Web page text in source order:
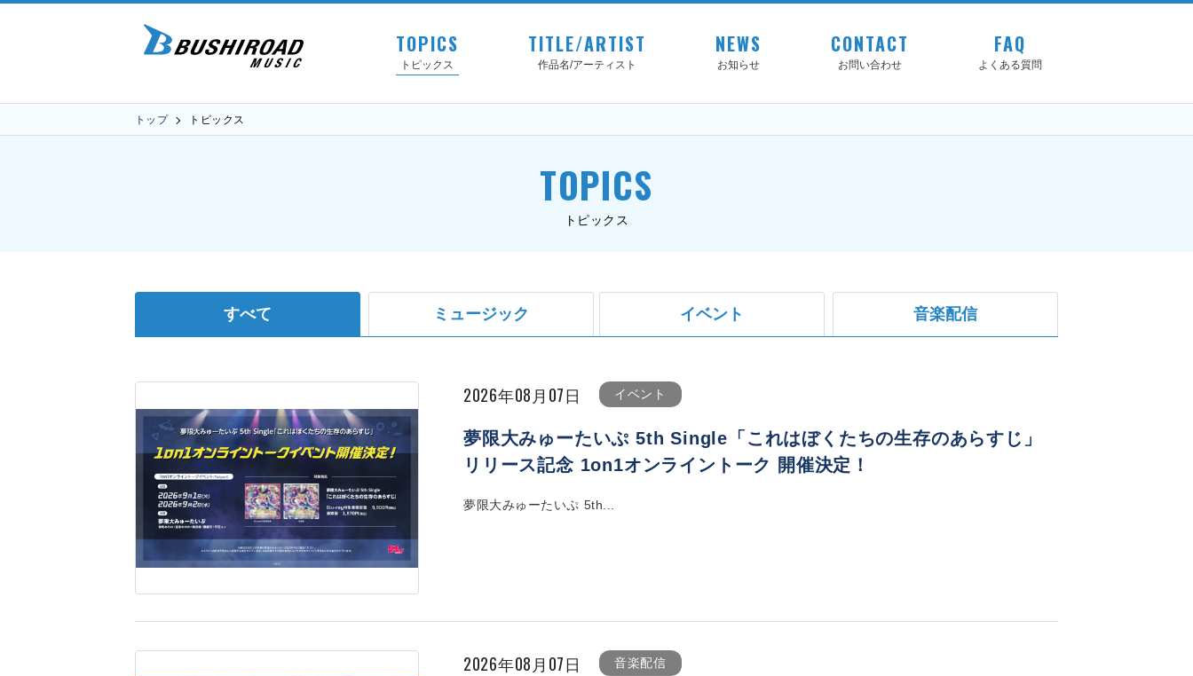
TOPICS
トピックス
TITLE/ARTIST
作品名/アーティスト
NEWS
お知らせ
CONTACT
お問い合わせ
FAQ
よくある質問
トップ トピックス
TOPICS
トピックス
すべて ミュージック イベント 音楽配信
2026年08月07日 イベント
夢限大みゅーたいぷ 5th Single「これはぼくたちの生存のあらすじ」
リリース記念 1on1オンライントーク 開催決定！
夢限大みゅーたいぷ 5th...
2026年08月07日 音楽配信